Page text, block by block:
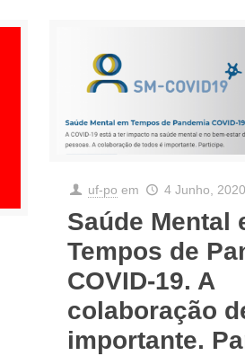
uf-po em 4 Junho, 2020
Saúde Mental
Tempos de
COVID-19. A
colaboração
importante.